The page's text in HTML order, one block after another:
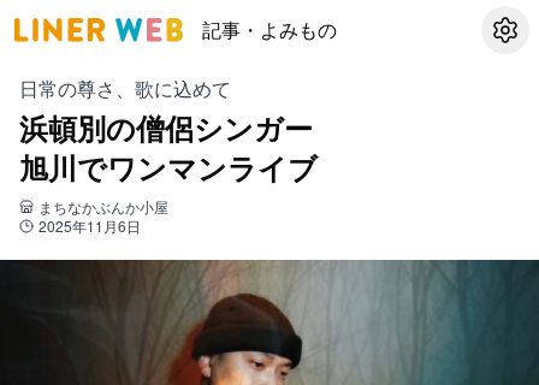
記事・よみもの 設定
日常の尊さ、歌に込めて
浜頓別の僧侶シンガー
旭川でワンマンライブ
まちなかぶんか小屋
2025年11月6日